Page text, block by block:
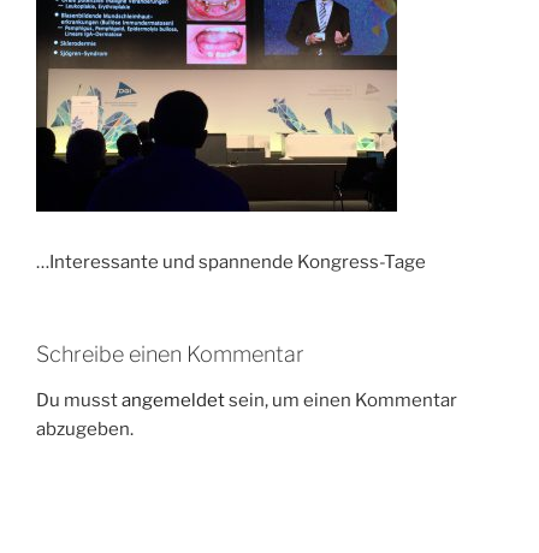
…Interessante und spannende Kongress-Tage
Schreibe einen Kommentar
Du musstangemeldetsein, um einen Kommentar
abzugeben.